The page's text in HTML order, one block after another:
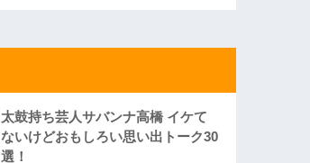
太鼓持ち芸人サバンナ高橋 イケて
ないけどおもしろい思い出トーク30
選！